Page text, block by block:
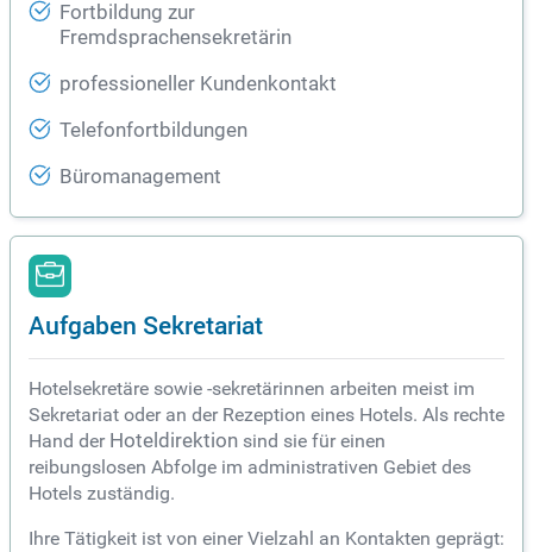
Fortbildung zur
Fremdsprachensekretärin
professioneller Kundenkontakt
Telefonfortbildungen
Büromanagement
Aufgaben Sekretariat
Hotelsekretäre sowie -sekretärinnen arbeiten meist im
Sekretariat oder an der Rezeption eines Hotels. Als rechte
Hand der Hoteldirektion sind sie für einen
reibungslosen Abfolge im administrativen Gebiet des
Hotels zuständig.
Ihre Tätigkeit ist von einer Vielzahl an Kontakten geprägt: